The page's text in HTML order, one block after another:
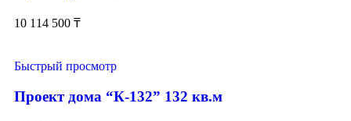
10 114 500 ₸
Быстрый просмотр
Проект дома “К-132” 132 кв.м